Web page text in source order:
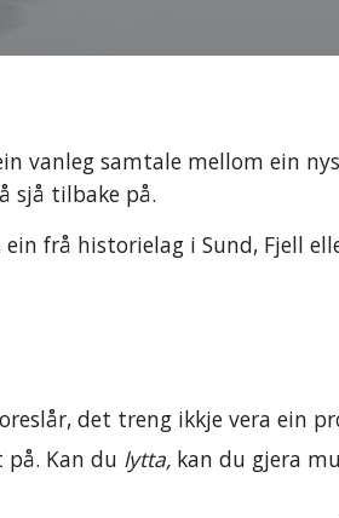
vanleg samtale mellom ein
sjå tilbake på.
ein frå historielag i Sund, Fjell
det treng ikkje vera ein
på. Kan du lytta, kan du gjera